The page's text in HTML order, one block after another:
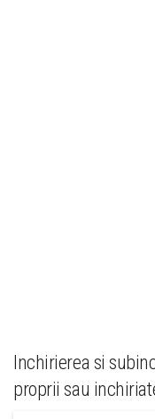
Inchirierea si
proprii sau